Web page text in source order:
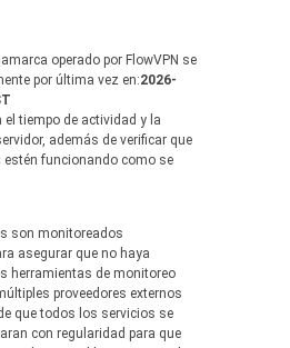
operado por FlowVPN se
por última vez en:2026-
el tiempo de actividad y la
además de verificar que
funcionando como se
son monitoreados
asegurar que no haya
herramientas de monitoreo
proveedores externos
que todos los servicios se
con regularidad para que